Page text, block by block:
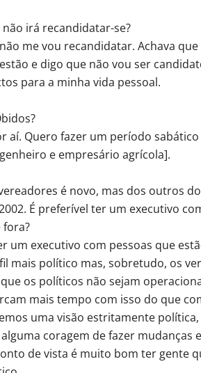
não irá recandidatar-se?
me vou recandidatar. Achava
e digo que não vou ser
para a minha vida pessoal.
aí. Quero fazer um período
e empresário agrícola].
é novo, mas dos outros
É preferível ter um executivo
fora?
um executivo com pessoas que
mais político mas, sobretudo, os
os políticos não sejam
mais tempo com isso do que
uma visão estritamente
coragem de fazer
de vista é muito bom ter gente